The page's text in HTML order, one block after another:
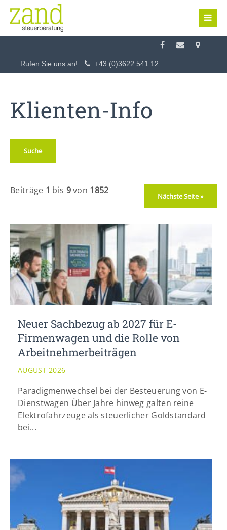
Login
Anmelden
Lorem ipsum dolor sit amet:
24h/ 365days
Mon - Fri 8:00am - 5:00pm(GMT +1)
Get in touch
San Francisco, CA 94102
Have any questions?
info@yourdomain.com
Rufen Sie uns an! +43 (0)3622 541 12
Klienten-Info
Suche
Beiträge 1 bis 9von 1852
Nächste Seite »
Neuer Sachbezug ab 2027 für E-
Firmenwagen und die Rolle von
Arbeitnehmer​­beiträgen
AUGUST 2026
Paradigmenwechsel bei der Besteuerung von E-
Dienstwagen Über Jahre hinweg galten reine
Elektrofahrzeuge als steuerlicher Goldstandard
bei...